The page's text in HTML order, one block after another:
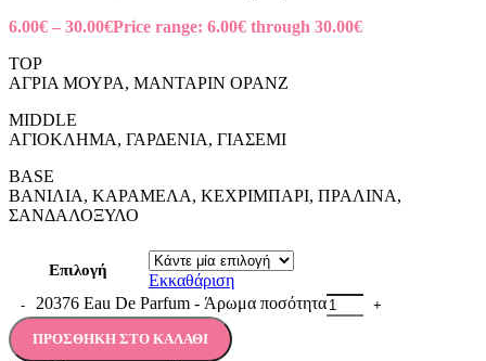
6.00€ – 30.00€Price range: 6.00€ through 30.00€
TOP
ΑΓΡΙΑ ΜΟΥΡΑ, ΜΑΝΤΑΡΙΝ ΟΡΑΝΖ
MIDDLE
ΑΓΙΟΚΛΗΜΑ, ΓΑΡΔΕΝΙΑ, ΓΙΑΣΕΜΙ
BASE
ΒΑΝΙΛΙΑ, ΚΑΡΑΜΕΛΑ, ΚΕΧΡΙΜΠΑΡΙ, ΠΡΑΛΙΝΑ,
ΣΑΝΔΑΛΟΞΥΛΟ
Επιλογή
Εκκαθάριση
20376 Eau De Parfum - Άρωμα ποσότητα
ΠΡΟΣΘΉΚΗ ΣΤΟ ΚΑΛΆΘΙ